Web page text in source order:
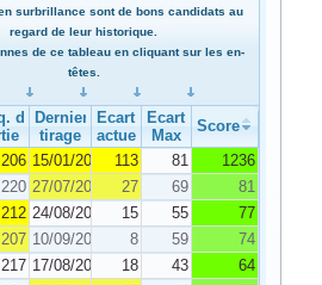
surbrillance sont de bons candidats au
regard de leur historique.
de ce tableau en cliquant sur les en-
têtes.
de
Dernier
tirage
Ecart
actuel
Ecart
Max
Score
206 15/01/2022 113 81
1236
220 27/07/2022 27 69
81
212 24/08/2022 15 55
77
207 10/09/2022 8 59
74
217 17/08/2022 18 43
64